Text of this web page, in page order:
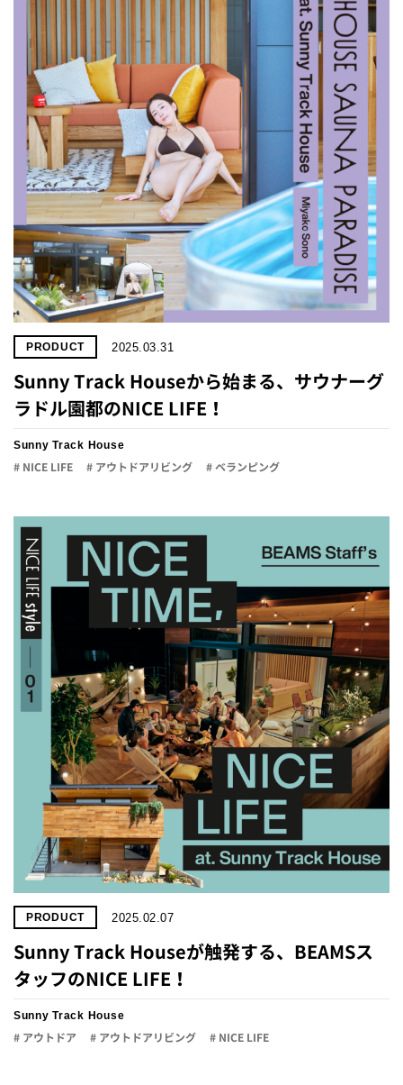
PRODUCT 2025.03.31
Sunny Track Houseから始まる、サウナーグ
ラドル園都のNICE LIFE！
Sunny Track House
# NICE LIFE # アウトドアリビング # ベランピング
PRODUCT 2025.02.07
Sunny Track Houseが触発する、BEAMSス
タッフのNICE LIFE！
Sunny Track House
# アウトドア # アウトドアリビング # NICE LIFE